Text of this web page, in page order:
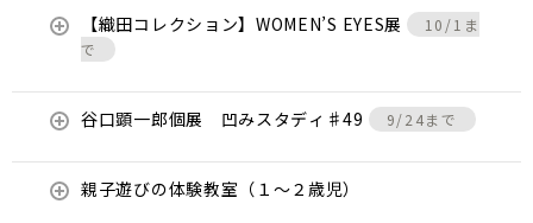
【織田コレクション】WOMEN’S EYES展
10/1ま
で
谷口顕一郎個展 凹みスタディ♯49 9/24まで
親子遊びの体験教室（１～２歳児）